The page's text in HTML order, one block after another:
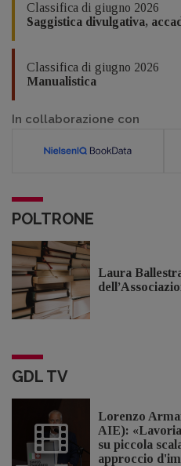
Classifica di giugno 2026
Saggistica divulgativa,
Classifica di giugno 2026
Manualistica
In collaborazione con
POLTRONE
Laura
GDL TV
Lorenzo
AIE):
su piccola
approccio